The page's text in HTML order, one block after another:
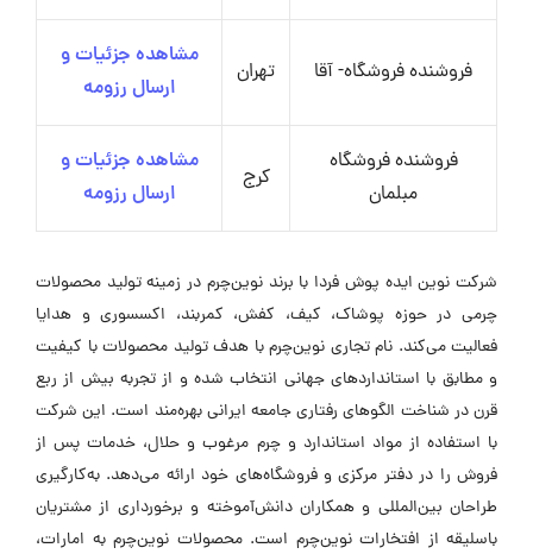
فروشنده فروشگاه- آقا تهران
مشاهده جزئیات و
ارسال رزومه
فروشنده فروشگاه
مبلمان
کرج
مشاهده جزئیات و
ارسال رزومه
شرکت نوین‌ ایده‌ پوش‌ فردا با برند نوین‌چرم در زمینه تولید محصولات
چرمی در حوزه پوشاک، کیف، کفش، کمربند، اکسسوری و هدایا
فعالیت می‌کند. نام تجاری نوین‌چرم با هدف تولید محصولات با کیفیت
و مطابق با استانداردهای جهانی انتخاب شده و از تجربه بیش از ربع
قرن در شناخت الگوهای رفتاری جامعه ایرانی بهره‌مند است. این شرکت
با استفاده از مواد استاندارد و چرم مرغوب و حلال، خدمات پس از
فروش را در دفتر مرکزی و فروشگاه‌های خود ارائه می‌دهد. به‌کارگیری
طراحان بین‌المللی و همکاران دانش‌آموخته و برخورداری از مشتریان
باسلیقه از افتخارات نوین‌چرم است. محصولات نوین‌چرم به امارات،